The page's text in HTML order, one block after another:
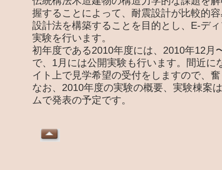
握することによって、耐震設計が比較的
設計法を構築することを目的とし、E-デ
実験を行います。
初年度である2010年度には、2010年12月
で、1月には公開実験も行います。間近に
イト上で見学希望の受付をしますので、
なお、2010年度の実験の概要、実験棟案
ムで発表の予定です。